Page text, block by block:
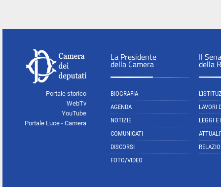
Portale storico
WebTv
YouTube
Portale Luce - Camera
La Presidente
della Camera
BIOGRAFIA
AGENDA
NOTIZIE
COMUNICATI
DISCORSI
FOTO/VIDEO
Il
della
LAVORI
LEGGI E